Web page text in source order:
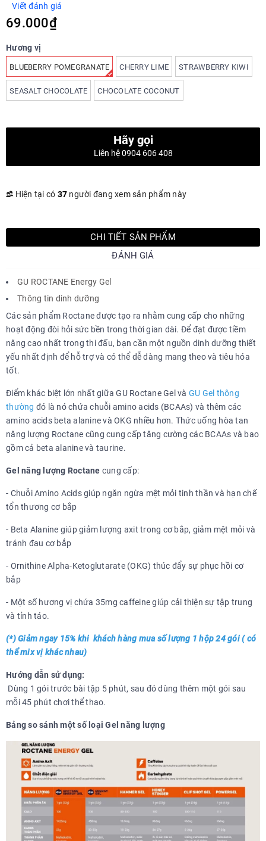
Viết đánh giá
69.000₫
Hương vị
BLUEBERRY POMEGRANATE CHERRY LIME STRAWBERRY KIWI
SEASALT CHOCOLATE CHOCOLATE COCONUT
Hãy gọi
Liên hệ 0904 606 408
Hiện tại có 37 người đang xem sản phẩm này
CHI TIẾT SẢN PHẨM
ĐÁNH GIÁ
GU ROCTANE Energy Gel
Thông tin dinh dưỡng
Các sản phẩm Roctane được tạo ra nhằm cung cấp cho những
hoạt động đòi hỏi sức bền trong thời gian dài. Để đạt được tiềm
năng cao nhất trong thi đấu, bạn cần một nguồn dinh dưỡng thiết
yếu nhất định để hỗ trợ và có thể dễ dàng mang theo và tiêu hóa
tốt.
Điểm khác biệt lớn nhất giữa GU Roctane Gel và GU Gel thông
thường đó là nó chứa chuỗi amino acids (BCAAs) và thêm các
amino acids beta alanine và OKG nhiều hơn. Thức uống hòa tan
năng lượng Roctane cũng cung cấp tăng cường các BCAAs và bao
gồm cả beta alanine và taurine.
Gel năng lượng Roctane cung cấp:
- Chuỗi Amino Acids giúp ngăn ngừa mệt mỏi tinh thần và hạn chế
tổn thương cơ bắp
- Beta Alanine giúp giảm lượng axit trong cơ bắp, giảm mệt mỏi và
tránh đau cơ bắp
- Ornithine Alpha-Ketoglutarate (OKG) thúc đẩy sự phục hồi cơ
bắp
- Một số hương vị chứa 35mg caffeine giúp cải thiện sự tập trung
và tỉnh táo.
(*) Giảm ngay 15% khi khách hàng mua số lượng 1 hộp 24 gói ( có
thể mix vị khác nhau)
Hướng dẫn sử dụng:
Dùng 1 gói trước bài tập 5 phút, sau đó dùng thêm một gói sau
mỗi 45 phút chơi thể thao.
Bảng so sánh một số loại Gel năng lượng